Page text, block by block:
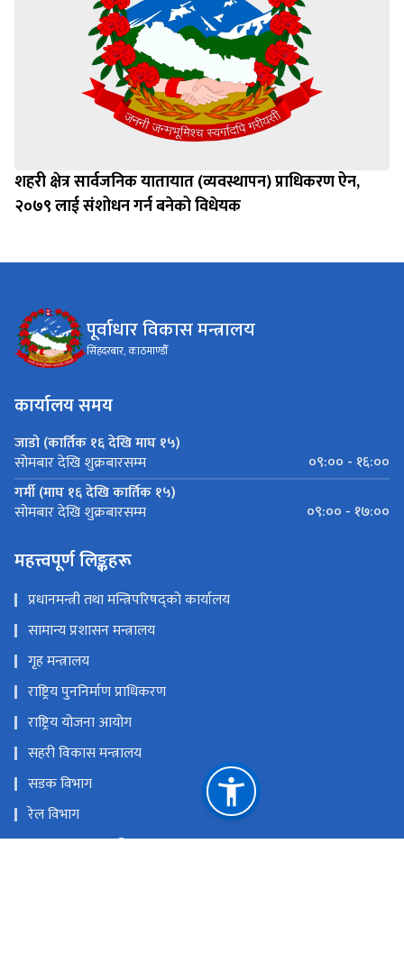
शहरी क्षेत्र सार्वजनिक यातायात (व्यवस्थापन) प्राधिकरण ऐन,
२०७९ लाई संशोधन गर्न बनेको विधेयक
पूर्वाधार विकास मन्त्रालय
सिंहदरबार, काठमाण्डौँ
कार्यालय समय
जाडो (कार्तिक १६ देखि माघ १५)
सोमबार देखि शुक्रबारसम्म
०९:०० - १६:००
गर्मी (माघ १६ देखि कार्तिक १५)
सोमबार देखि शुक्रबारसम्म ०९:०० - १७:००
महत्त्वपूर्ण लिङ्कहरू
प्रधानमन्त्री तथा मन्त्रिपरिषद्को कार्यालय
सामान्य प्रशासन मन्त्रालय
गृह मन्त्रालय
राष्ट्रिय पुननिर्माण प्राधिकरण
राष्ट्रिय योजना आयोग
सहरी विकास मन्त्रालय
सडक विभाग
रेल विभाग
यातायात व्यवस्था विभाग